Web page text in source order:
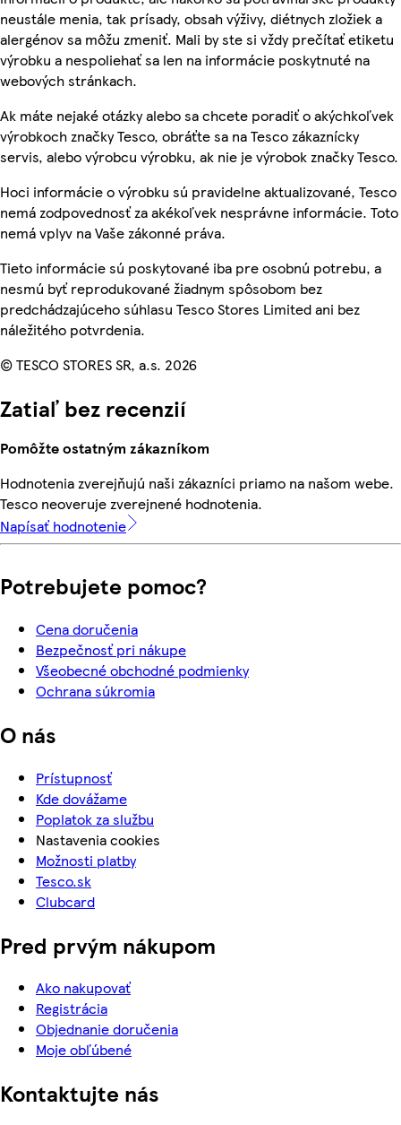
neustále menia, tak prísady, obsah výživy, diétnych zložiek a
alergénov sa môžu zmeniť. Mali by ste si vždy prečítať etiketu
výrobku a nespoliehať sa len na informácie poskytnuté na
webových stránkach.
Ak máte nejaké otázky alebo sa chcete poradiť o akýchkoľvek
výrobkoch značky Tesco, obráťte sa na Tesco zákaznícky
servis, alebo výrobcu výrobku, ak nie je výrobok značky Tesco.
Hoci informácie o výrobku sú pravidelne aktualizované, Tesco
nemá zodpovednosť za akékoľvek nesprávne informácie. Toto
nemá vplyv na Vaše zákonné práva.
Tieto informácie sú poskytované iba pre osobnú potrebu, a
nesmú byť reprodukované žiadnym spôsobom bez
predchádzajúceho súhlasu Tesco Stores Limited ani bez
náležitého potvrdenia.
© TESCO STORES SR, a.s. 2026
Zatiaľ bez recenzií
Pomôžte ostatným zákazníkom
Hodnotenia zverejňujú naši zákazníci priamo na našom webe.
Tesco neoveruje zverejnené hodnotenia.
Napísať hodnotenie
Potrebujete pomoc?
Cena doručenia
Bezpečnosť pri nákupe
Všeobecné obchodné podmienky
Ochrana súkromia
O nás
Prístupnosť
Kde dovážame
Poplatok za službu
Nastavenia cookies
Možnosti platby
Tesco.sk
Clubcard
Pred prvým nákupom
Ako nakupovať
Registrácia
Objednanie doručenia
Moje obľúbené
Kontaktujte nás